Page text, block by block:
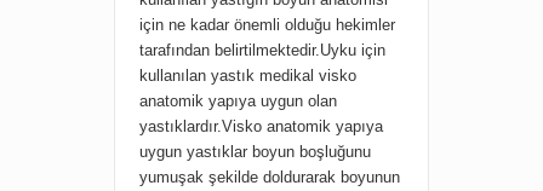
için ne kadar önemli olduğu hekimler
tarafından belirtilmektedir.Uyku için
kullanılan yastık medikal visko
anatomik yapıya uygun olan
yastıklardır.Visko anatomik yapıya
uygun yastıklar boyun boşluğunu
yumuşak şekilde doldurarak boyunun